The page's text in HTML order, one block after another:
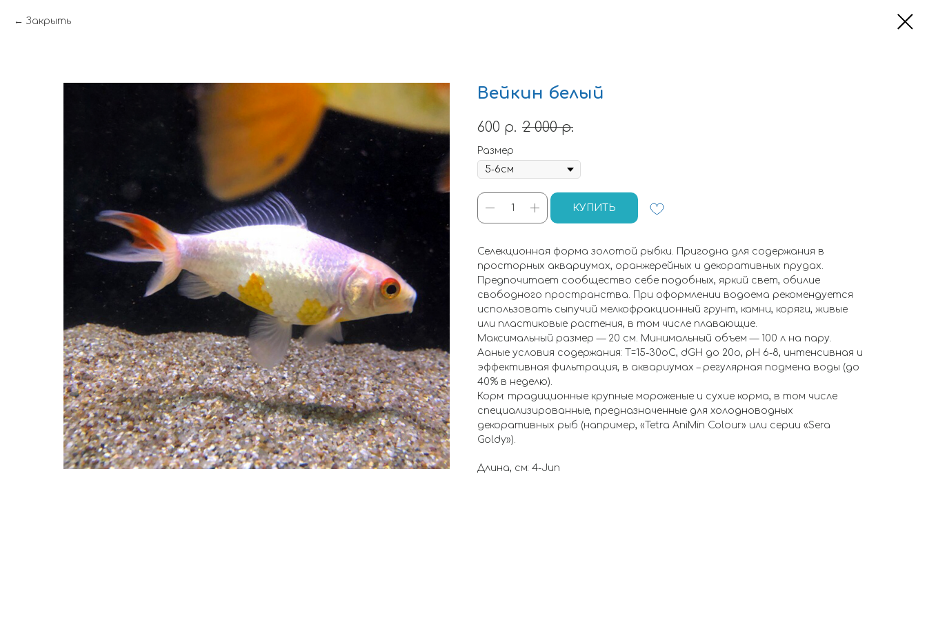
Закрыть
Вейкин белый
600 р. 2 000 р.
Размер
КУПИТЬ
Селекционная форма золотой рыбки. Пригодна для содержания в
просторных аквариумах, оранжерейных и декоративных прудах.
Предпочитает сообщество себе подобных, яркий свет, обилие
свободного пространства. При оформлении водоема рекомендуется
использовать сыпучий мелкофракционный грунт, камни, коряги, живые
или пластиковые растения, в том числе плавающие.
Максимальный размер — 20 см. Минимальный объем — 100 л на пару.
Aaные условия содержания: Т=15-30оС, dGH до 20о, рН 6-8, интенсивная и
эффективная фильтрация, в аквариумах – регулярная подмена воды (до
40% в неделю).
Корм: традиционные крупные мороженые и сухие корма, в том числе
специализированные, предназначенные для холодноводных
декоративных рыб (например, «Tetra AniMin Colour» или серии «Sera
Goldy»).
Длина, см: 4-Jun